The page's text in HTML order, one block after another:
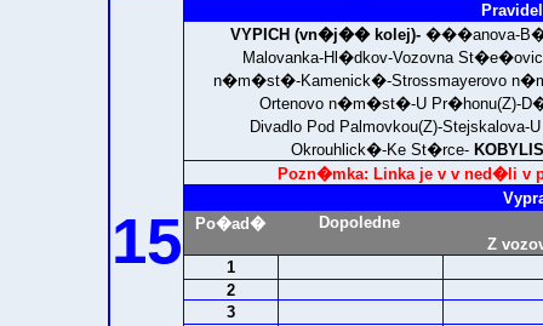
15
VYPICH (vn�j�� kolej)- ���anova-
Malovanka-Hl�dkov-Vozovna
n�m�st�-Kamenick�-Strossmayerovo
Ortenovo n�m�st�-U Pr�honu(Z)-
Divadlo Pod Palmovkou(Z)-
Okrouhlick�-Ke St�rce-
Pozn�mka: Linka je v v ned�li v
Po�ad�
Dopoledne
Z
1
2
3